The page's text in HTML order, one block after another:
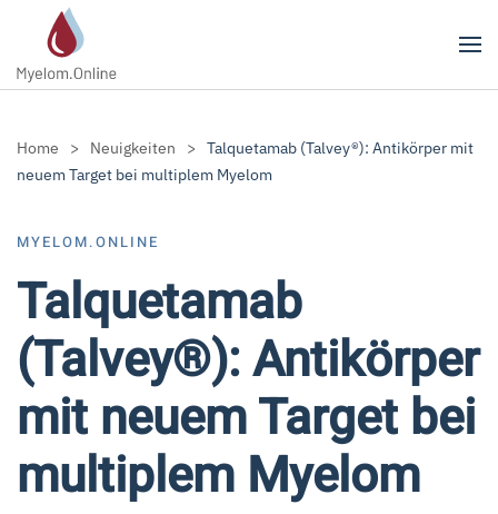
Zum Hauptinhalt springen
Home Neuigkeiten
Talquetamab (Talvey®): Antikörper mit
neuem Target bei multiplem Myelom
MYELOM.ONLINE
Talquetamab
(Talvey®): Antikörper
mit neuem Target bei
multiplem Myelom